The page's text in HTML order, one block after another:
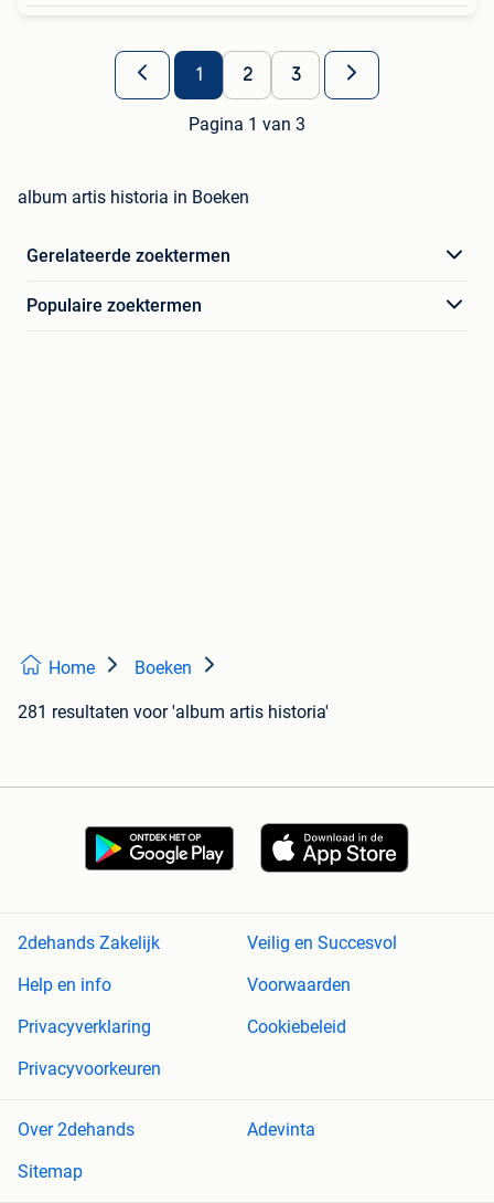
1 2 3
Pagina 1 van 3
album artis historia in Boeken
Gerelateerde zoektermen
Populaire zoektermen
Home Boeken
281 resultaten voor 'album artis historia'
2dehands Zakelijk
Veilig en Succesvol
Help en info
Voorwaarden
Privacyverklaring
Cookiebeleid
Privacyvoorkeuren
Over 2dehands
Adevinta
Sitemap